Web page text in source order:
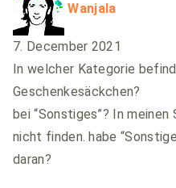
Wanjala
7. December 2021
In welcher Kategorie
Geschenkesäckchen?
bei “Sonstiges”? In
nicht finden. habe
daran?